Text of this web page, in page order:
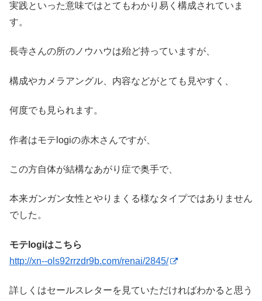
実践といった意味ではとてもわかり易く構成されていま
す。
長寺さんの所のノウハウは殆ど持っていますが、
構成やカメラアングル、内容などがとても見やすく、
何度でも見られます。
作者はモテlogiの赤木さんですが、
この方自体が結構なあがり症で奥手で、
本来ガンガン女性とやりまくる様なタイプではありません
でした。
モテlogiはこちら
http://xn--ols92rrzdr9b.com/renai/2845/
詳しくはセールスレターを見ていただければわかると思う